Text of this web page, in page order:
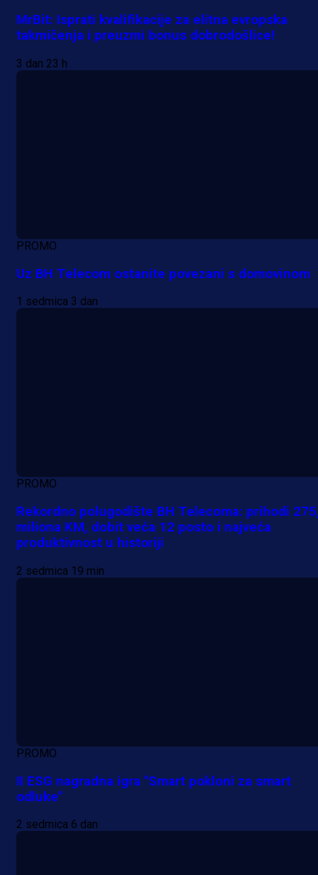
MrBit: Isprati kvalifikacije za elitna evropska
takmičenja i preuzmi bonus dobrodošlice!
3 dan 23 h
PROMO
Uz BH Telecom ostanite povezani s domovinom
1 sedmica 3 dan
PROMO
Rekordno polugodište BH Telecoma: prihodi
miliona KM, dobit veća 12 posto i najveća
produktivnost u historiji
2 sedmica 19 min
PROMO
II ESG nagradna igra "Smart pokloni za smart
odluke"
2 sedmica 6 dan